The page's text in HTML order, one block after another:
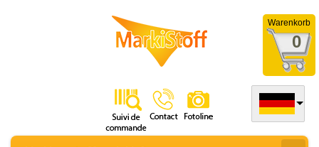
Warenkorb
0